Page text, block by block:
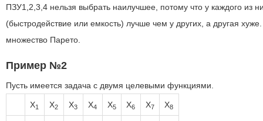
ПЗУ1,2,3,4 нельзя выбрать наилучшее, потому что у каждого из
(быстродействие или емкость) лучше чем у других, а другая
множество Парето.
Пример №2
Пусть имеется задача с двумя целевыми функциями.
X1 X2 X3 X4 X5 X6 X7 X8